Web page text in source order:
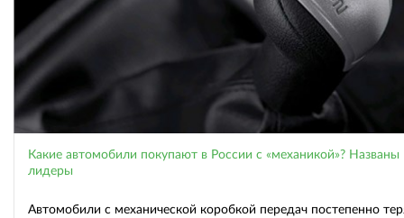
Какие автомобили покупают в России с «механикой»? Названы
лидеры
Автомобили с механической коробкой передач постепенно